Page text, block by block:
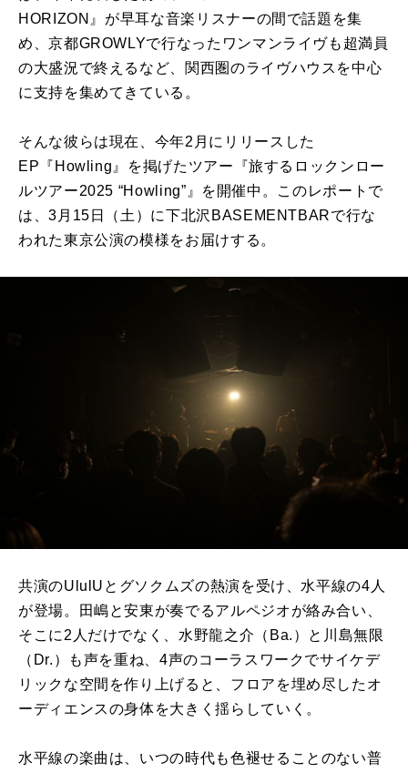
HORIZON 』が早耳な音楽リスナーの間で話題を集
め、京都GROWLYで行なったワンマンライヴも超満員
の大盛況で終えるなど、関西圏のライヴハウスを中心
に支持を集めてきている。
そんな彼らは現在、今年2 月にリリースした
EP 『 Howling 』を掲げたツアー『旅するロックンロー
ルツアー2025 “Howling”』を開催中。このレポートで
は、3 月 15 日（土）に下北沢 BASEMENTBARで行な
われた東京公演の模様をお届けする。
共演のUlulU とグソクムズの熱演を受け、水平線の4 人
が登場。田嶋と安東が奏でるアルペジオが絡み合い、
そこに 2 人だけでなく、水野龍之介（ Ba. ）と川島無限
（ Dr. ）も声を重ね、4声のコーラスワークでサイケデ
リックな空間を作り上げると、フロアを埋め尽したオ
ーディエンスの身体を大きく揺らしていく。
水平線の楽曲は、いつの時代も色褪せることのない普